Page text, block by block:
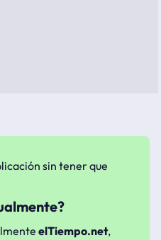
sin tener que
elTiempo.net,